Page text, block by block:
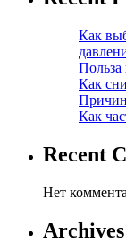
Как
Польза
Как
Как
Recent
Нет
Archives